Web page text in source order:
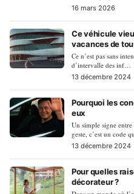
16 mars 2026
Ce véhicule
vacances de
termine son
musée
Ce n’est pas sans
d’intervalle des inf…
13 décembre 2024
Pourquoi les
eux
Un simple signe
geste, c’est un code
13 décembre 2024
Pour quelles
décorateur ?